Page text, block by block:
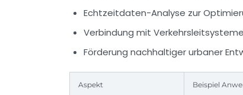
Echtzeitdaten-Analyse zur
Verbindung mit
Förderung nachhaltiger urbaner
Aspekt Beispiel